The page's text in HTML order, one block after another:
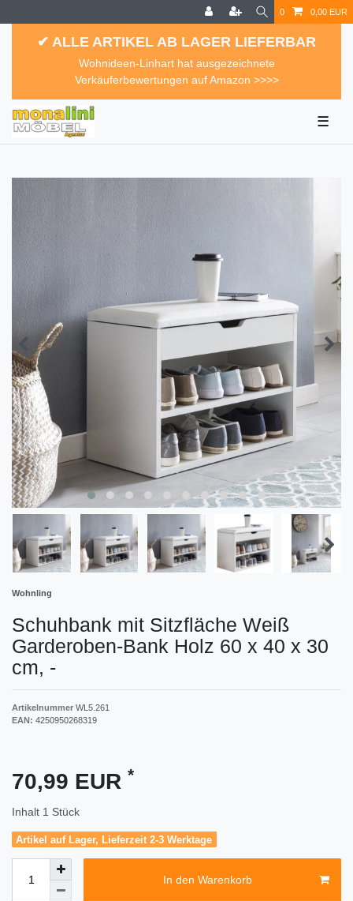
0 0,00 EUR
✔ ALLE ARTIKEL AB LAGER LIEFERBAR
Wohnideen-Linhart hat ausgezeichnete
Verkäuferbewertungen auf Amazon >>>>
☰
Wohnling
Schuhbank mit Sitzfläche Weiß
Garderoben-Bank Holz 60 x 40 x 30
cm, -
Artikelnummer WL5.261
EAN: 4250950268319
70,99 EUR *
Inhalt 1 Stück
Artikel auf Lager, Lieferzeit 2-3 Werktage
In den Warenkorb